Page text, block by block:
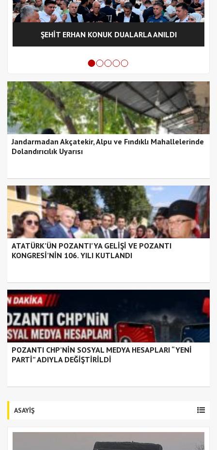
ŞEHİT ERHAN KONUK DUALARLA ANILDI
Jandarmadan Akçatekir, Alpu ve Fındıklı Mahallelerinde
Dolandırıcılık Uyarısı
ATATÜRK’ÜN POZANTI’YA GELİŞİ VE POZANTI
KONGRESİ’NİN 106. YILI KUTLANDI
POZANTI CHP’NİN SOSYAL MEDYA HESAPLARI “YENİ
PARTİ” ADIYLA DEĞİŞTİRİLDİ
ASAYİŞ